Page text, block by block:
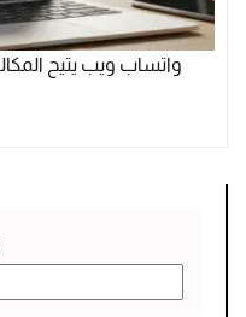
واتساب ويب يتيح
عن: